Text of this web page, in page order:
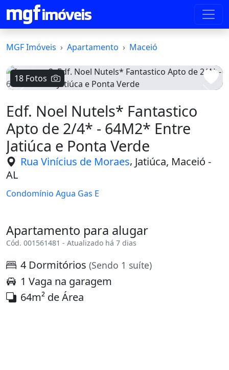
MGF Imóveis Apartamento Maceió
18 Fotos
Edf. Noel Nutels* Fantastico
Apto de 2/4* - 64M2* Entre
Jatiúca e Ponta Verde
Rua Vinícius de Moraes, Jatiúca, Maceió -
AL
Condomínio Agua Gas E
Apartamento para alugar
Cód. 001561481 - Atualizado há 7 dias
4 Dormitórios (Sendo 1 suíte)
1 Vaga na garagem
64m² de Área